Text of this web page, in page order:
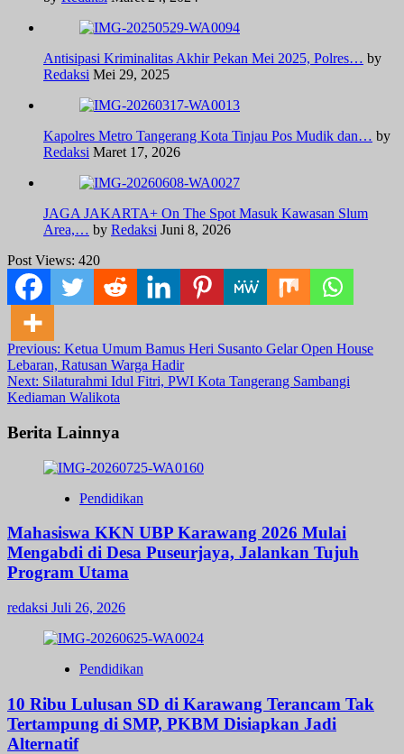
Antisipasi Kriminalitas Akhir Pekan Mei 2025, Polres… by
Redaksi Mei 29, 2025
Kapolres Metro Tangerang Kota Tinjau Pos Mudik dan… by
Redaksi Maret 17, 2026
JAGA JAKARTA+ On The Spot Masuk Kawasan Slum
Area,… by Redaksi Juni 8, 2026
Post Views: 420
Post
navigation
Previous: Ketua Umum Bamus Heri Susanto Gelar Open House
Lebaran, Ratusan Warga Hadir
Next: Silaturahmi Idul Fitri, PWI Kota Tangerang Sambangi
Kediaman Walikota
Berita Lainnya
Pendidikan
Mahasiswa KKN UBP Karawang 2026 Mulai
Mengabdi di Desa Puseurjaya, Jalankan Tujuh
Program Utama
redaksi Juli 26, 2026
Pendidikan
10 Ribu Lulusan SD di Karawang Terancam Tak
Tertampung di SMP, PKBM Disiapkan Jadi
Alternatif